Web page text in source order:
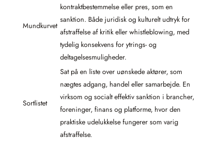
Mundkurvet
kontraktbestemmelse eller pres, som en
sanktion. Både juridisk og kulturelt udtryk for
afstraffelse af kritik eller whistleblowing, med
tydelig konsekvens for ytrings- og
deltagelsesmuligheder.
Sortlistet
Sat på en liste over uønskede aktører, som
nægtes adgang, handel eller samarbejde. En
virksom og socialt effektiv sanktion i brancher,
foreninger, finans og platforme, hvor den
praktiske udelukkelse fungerer som varig
afstraffelse.